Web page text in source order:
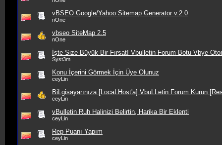
vBSEO Google/Yahoo Sitemap Generator v.2.0
nOne
vbseo SiteMap 2.5
nOne
İşte Size Büyük Bir Fırsat! Vbulletin Forum Botu Vbye
Syst3m
Konu İçerini Görmek İçin Üye Olunuz
ceyLin
BiLgisayarınıza [LocaLHost'a] VbuLLetin Forum Kurun
ceyLin
vBulletin Ruh Halinizi Belirtin, Harika Bir Eklenti
ceyLin
Rep Puanı Yapım
ceyLin